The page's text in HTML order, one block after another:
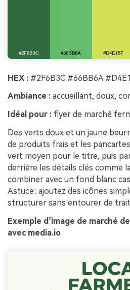
HEX : #2F6B3C #66BB6A
Ambiance : accueillant, doux,
Idéal pour : flyer de marché
Des verts doux et un jaune
de produits frais et les
vert moyen pour le titre, puis
derrière les détails clés comme
combiner avec un fond blanc
Astuce : ajoutez des icônes
structurer sans entourer de
Exemple d’image de marché
avec media.io